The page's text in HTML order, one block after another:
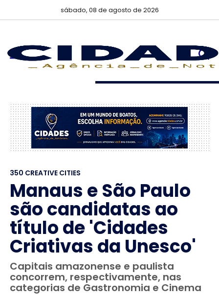
sábado, 08 de agosto de 2026
350 CREATIVE CITIES
Manaus e São Paulo
são candidatas ao
título de 'Cidades
Criativas da Unesco'
Capitais amazonense e paulista
concorrem, respectivamente, nas
categorias de Gastronomia e Cinema